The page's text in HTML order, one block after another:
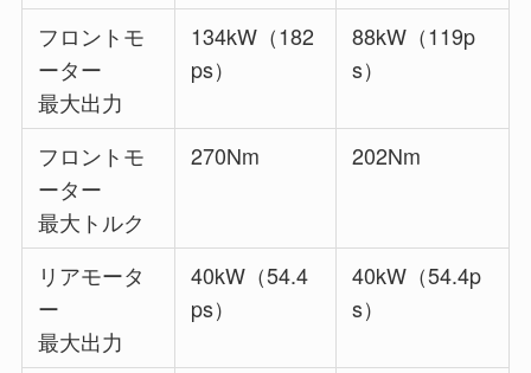
フロントモ
ーター
最大出力
134kW（182
ps）
88kW（119p
s）
フロントモ
ーター
最大トルク
270Nm 202Nm
リアモータ
ー
最大出力
40kW（54.4
ps）
40kW（54.4p
s）